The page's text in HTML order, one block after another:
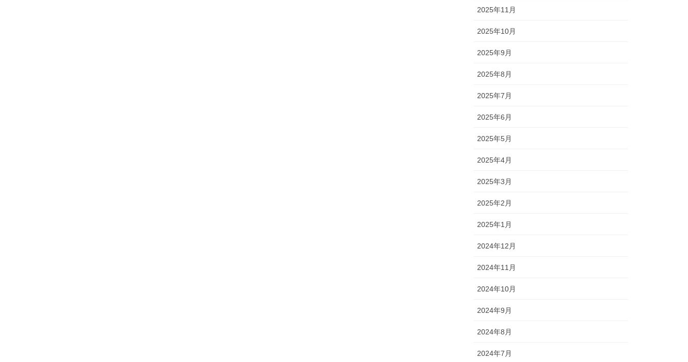
2025年11月
2025年10月
2025年9月
2025年8月
2025年7月
2025年6月
2025年5月
2025年4月
2025年3月
2025年2月
2025年1月
2024年12月
2024年11月
2024年10月
2024年9月
2024年8月
2024年7月